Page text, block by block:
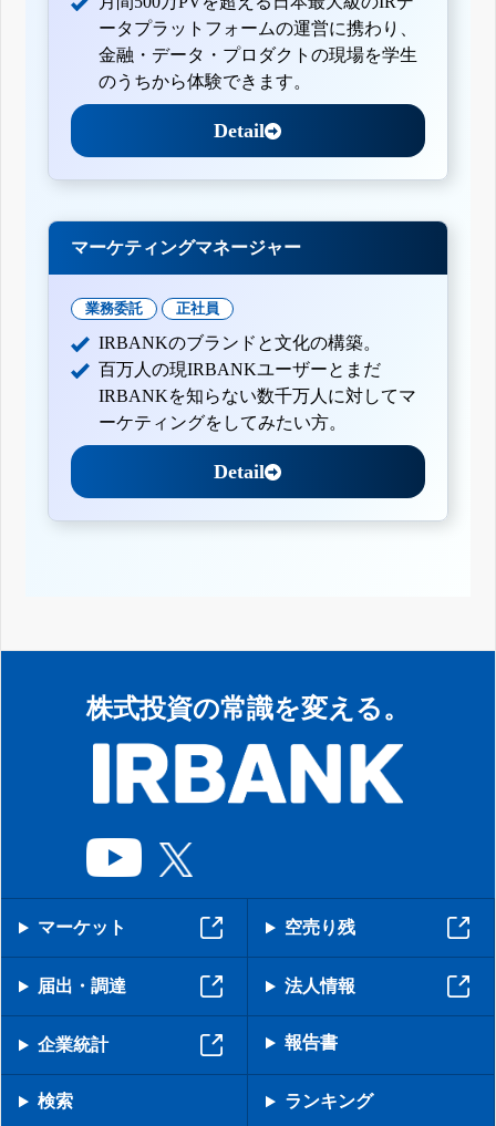
ータプラットフォームの運営に携わり、
金融・データ・プロダクトの現場を学生
のうちから体験できます。
Detail
マーケティングマネージャー
業務委託 正社員
IRBANKのブランドと文化の構築。
百万人の現IRBANKユーザーとまだ
IRBANKを知らない数千万人に対してマ
ーケティングをしてみたい方。
Detail
株式投資の常識を変える。
マーケット 空売り残
届出・調達 法人情報
企業統計 報告書
検索 ランキング